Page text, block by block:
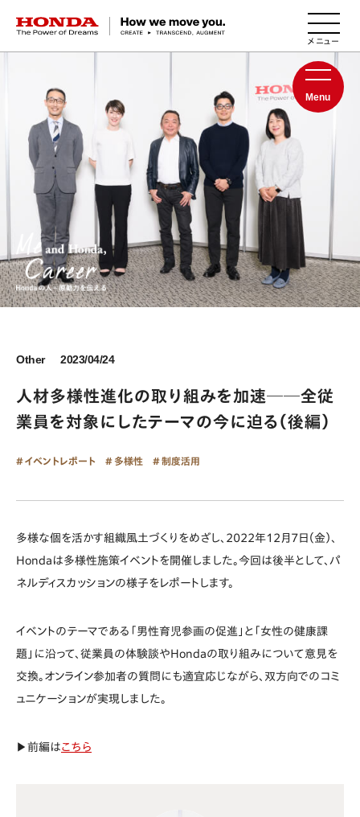
HONDA The Power of Dreams
Menu
Other 2023/04/24
人材多様性進化の取り組みを加速──全従
業員を対象にしたテーマの今に迫る（後編）
イベントレポート 多様性 制度活用
多様な個を活かす組織風土づくりをめざし、2022年12月7日（金）、
Hondaは多様性施策イベントを開催しました。今回は後半として、パ
ネルディスカッションの様子をレポートします。
イベントのテーマである「男性育児参画の促進」と「女性の健康課
題」に沿って、従業員の体験談やHondaの取り組みについて意見を
交換。オンライン参加者の質問にも適宜応じながら、双方向でのコミ
ュニケーションが実現しました。
▶︎前編はこちら